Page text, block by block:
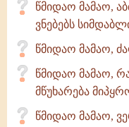
წმიდაო მამაო,
ვნებებს
წმიდაო მამაო,
წმიდაო მამაო,
მწუხარება
წმიდაო მამაო,